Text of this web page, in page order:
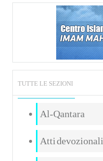
TUTTE LE SEZIONI
Al-Qantara
Atti devozionali